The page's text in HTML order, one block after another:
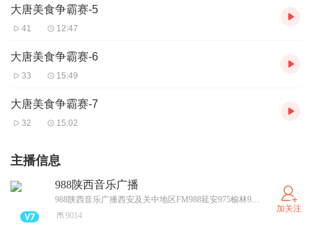
大唐美食争霸赛-5
41 12:47
大唐美食争霸赛-6
33 15:49
大唐美食争霸赛-7
32 15:02
主播信息
988陕西音乐广播
988陕西音乐广播西安及关中地区FM988延安975榆林9482003年3月28日开播覆盖西安延安榆林及周边地区全天24小时不间断播出节目内容
9014
加关注